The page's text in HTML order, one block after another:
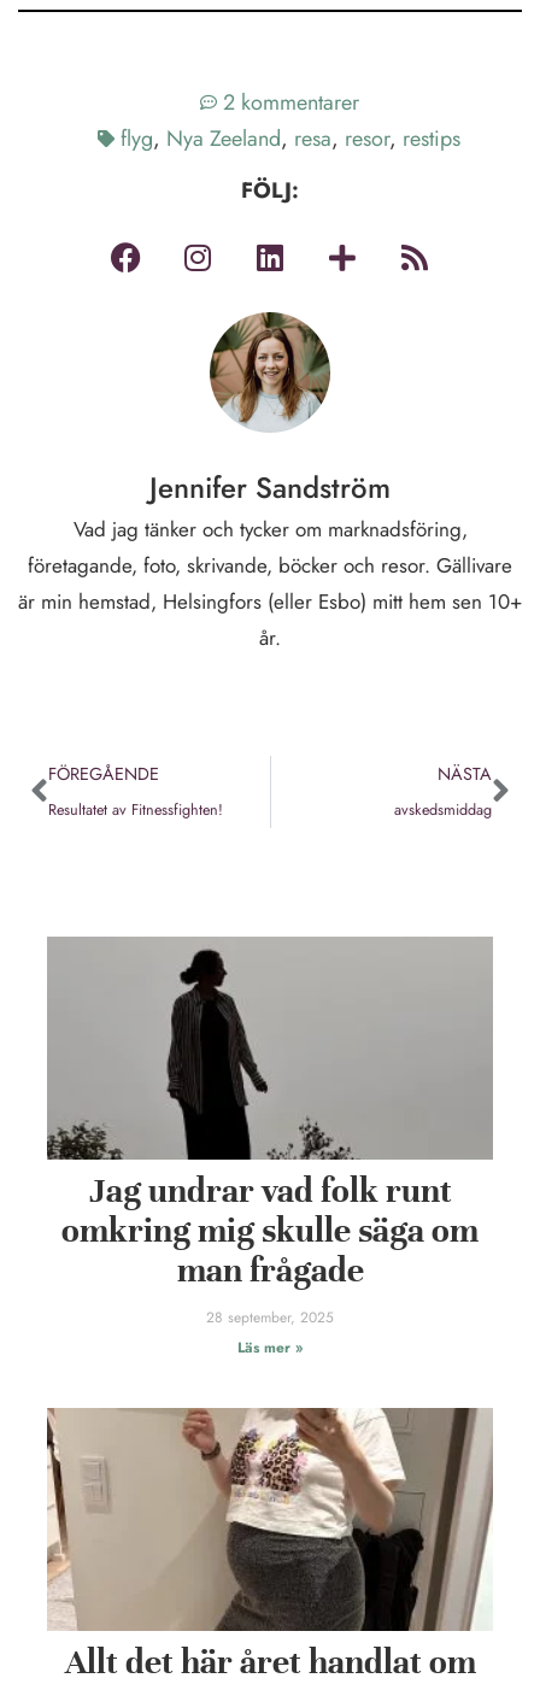
2 kommentarer
flyg, Nya Zeeland, resa, resor, restips
FÖLJ:
Jennifer Sandström
Vad jag tänker och tycker om marknadsföring,
företagande, foto, skrivande, böcker och resor. Gällivare
är min hemstad, Helsingfors (eller Esbo) mitt hem sen 10+
år.
FÖREGÅENDE
Resultatet av Fitnessfighten!
NÄSTA
avskedsmiddag
Jag undrar vad folk runt
omkring mig skulle säga om
man frågade
28 september, 2025
Läs mer »
Allt det här året handlat om